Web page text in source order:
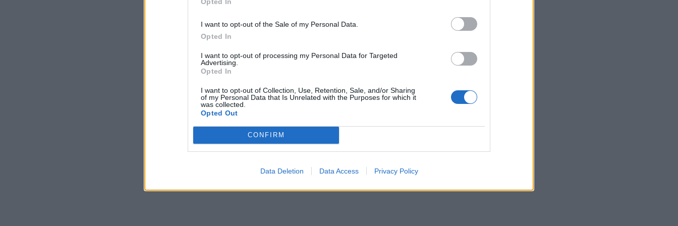
I want to opt-out of the Sale of my Personal Data.
Opted In
I want to opt-out of processing my Personal Data for Targeted
Advertising.
Opted In
I want to opt-out of Collection, Use, Retention, Sale, and/or Sharing
of my Personal Data that Is Unrelated with the Purposes for which it
was collected.
Opted Out
CONFIRM
Data Deletion Data Access Privacy Policy